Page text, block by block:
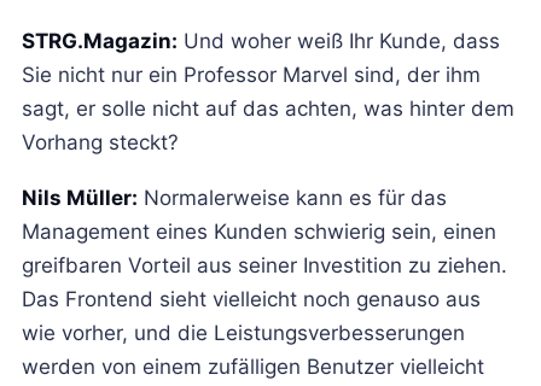
STRG.Magazin: Und woher weiß Ihr Kunde, dass
Sie nicht nur ein Professor Marvel sind, der ihm
sagt, er solle nicht auf das achten, was hinter dem
Vorhang steckt?
Nils Müller: Normalerweise kann es für das
Management eines Kunden schwierig sein, einen
greifbaren Vorteil aus seiner Investition zu ziehen.
Das Frontend sieht vielleicht noch genauso aus
wie vorher, und die Leistungsverbesserungen
werden von einem zufälligen Benutzer vielleicht